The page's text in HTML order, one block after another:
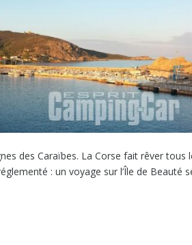
des Caraïbes. La Corse fait rêver tous
: un voyage sur l’Île de Beauté